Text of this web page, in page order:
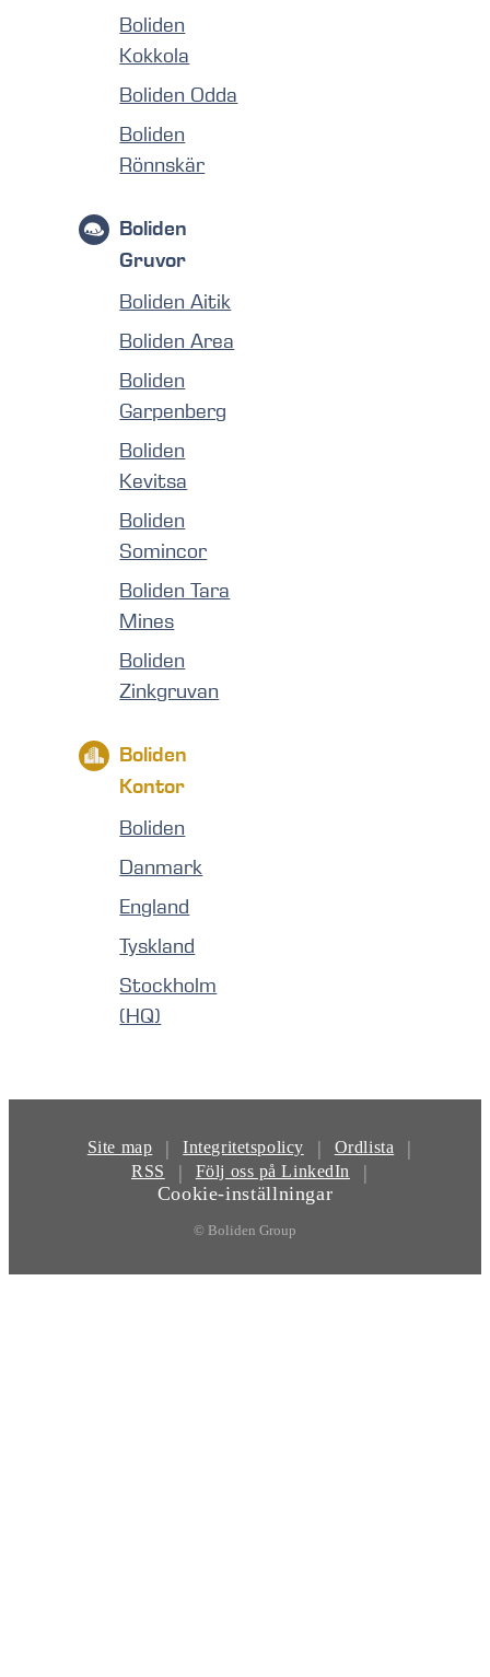
Boliden
Kokkola
Boliden Odda
Boliden
Rönnskär
Boliden
Gruvor
Boliden Aitik
Boliden Area
Boliden
Garpenberg
Boliden
Kevitsa
Boliden
Somincor
Boliden Tara
Mines
Boliden
Zinkgruvan
Boliden
Kontor
Boliden
Danmark
England
Tyskland
Stockholm
(HQ)
Site map | Integritetspolicy | Ordlista |
RSS | Följ oss på LinkedIn |
Cookie-inställningar
© Boliden Group